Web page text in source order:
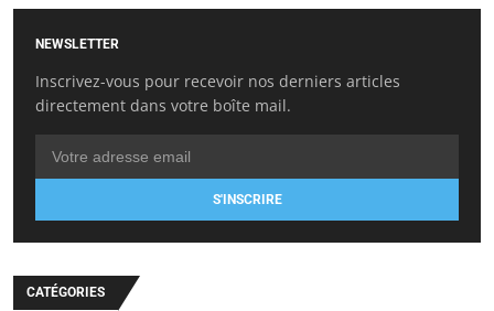
NEWSLETTER
Inscrivez-vous pour recevoir nos derniers articles
directement dans votre boîte mail.
S'INSCRIRE
CATÉGORIES